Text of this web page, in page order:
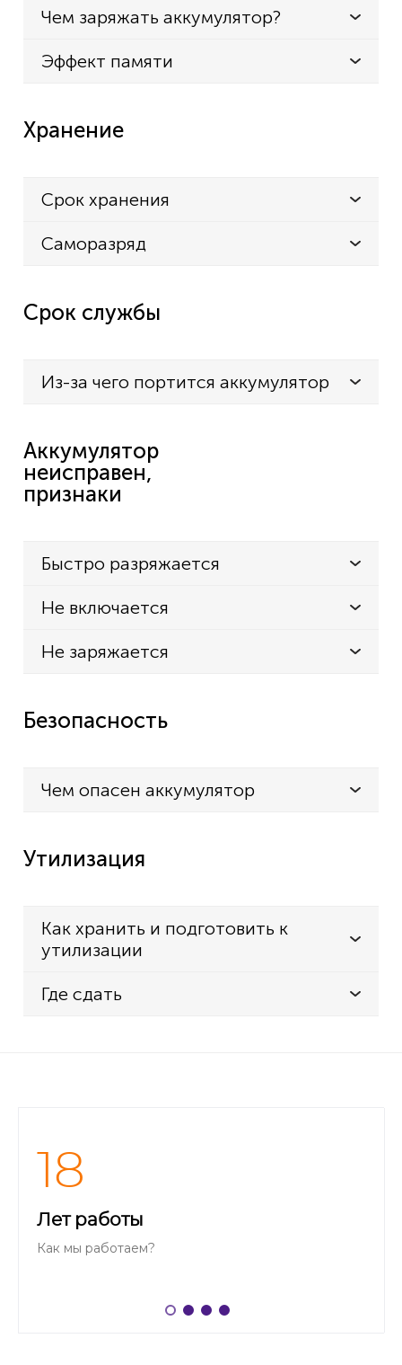
Чем заряжать аккумулятор?
Эффект памяти
Хранение
Срок хранения
Саморазряд
Срок службы
Из-за чего портится аккумулятор
Аккумулятор
неисправен,
признаки
Быстро разряжается
Не включается
Не заряжается
Безопасность
Чем опасен аккумулятор
Утилизация
Как хранить и подготовить к
утилизации
Где сдать
18
Лет работы
Как мы работаем?